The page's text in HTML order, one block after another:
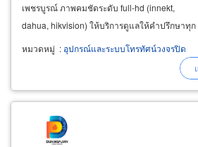
เพชรบูรณ์ ภาพคมชัดระดับ full-hd (innekt,
dahua, hikvision) ให้บริการดูแลให้คำปรึกษาทุก
ปัญหาเรื่องกล้องวงจรปิด ระบบ
fire alarm
ใน
หน่วยงานต่างๆ อาคาร สำนักงาน หอพัก ประตูหนี
ไฟ ถังดับเพลิง ไฟฉุกเฉิน ระบบควบคุมการเข้า-
ออกประตู
หมวดหมู่ : อุปกรณ์และระบบโทรทัศน์วงจรปิด